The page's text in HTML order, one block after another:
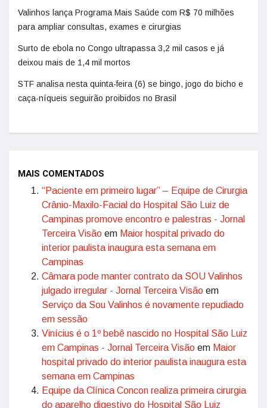
Valinhos lança Programa Mais Saúde com R$ 70 milhões
para ampliar consultas, exames e cirurgias
Surto de ebola no Congo ultrapassa 3,2 mil casos e já
deixou mais de 1,4 mil mortos
STF analisa nesta quinta-feira (6) se bingo, jogo do bicho e
caça-níqueis seguirão proibidos no Brasil
MAIS COMENTADOS
“Paciente em primeiro lugar” – Equipe de Cirurgia
Crânio-Maxilo-Facial do Hospital São Luiz de
Campinas promove encontro e palestras - Jornal
Terceira Visão em Maior hospital privado do
interior paulista inaugura esta semana em
Campinas
Câmara pode manter contrato da SOU Valinhos
julgado irregular - Jornal Terceira Visão em
Serviço da Sou Valinhos é novamente repudiado
em sessão
Vinícius é o 1º bebê nascido no Hospital São Luiz
em Campinas - Jornal Terceira Visão em Maior
hospital privado do interior paulista inaugura esta
semana em Campinas
Equipe da Clínica Concon realiza primeira cirurgia
do aparelho digestivo do Hospital São Luiz